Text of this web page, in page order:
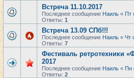
Встреча 11.10.2017
Последнее сообщение Наиль « Пт
Ответы: 1
Встреча 13.09 СПб!!!
Последнее сообщение Наиль « Чт
Ответы: 7
Фестиваль ретротехники
2017
Последнее сообщение Наиль « Пн
Ответы: 2